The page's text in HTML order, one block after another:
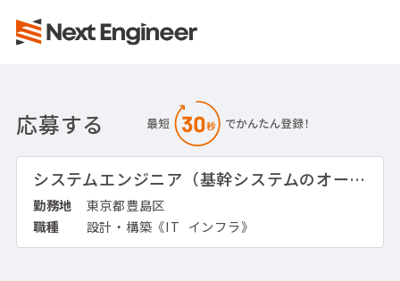
応募する
システムエンジニア（基幹システムのオープン化支援）
勤務地
東京都豊島区
職種
設計・構築《IT_インフラ》